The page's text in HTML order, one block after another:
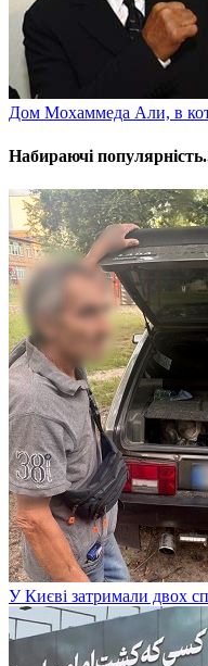
Дом Мохаммеда Али, в
Набираючі
​У Києві затримали двох